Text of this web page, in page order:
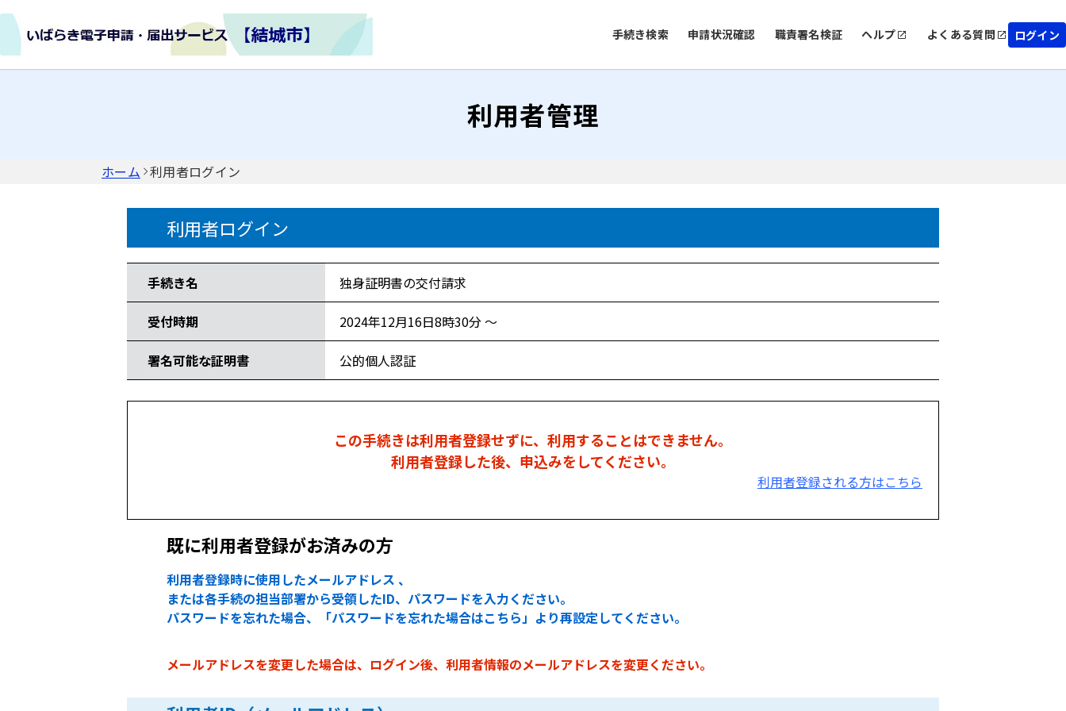
手続き検索 申請状況確認 職責署名検証 ヘルプ よくある質問 ログイン
利用者管理
ホーム 利用者ログイン
利用者ログイン
手続き名 独身証明書の交付請求
受付時期 2024年12月16日8時30分 ～
署名可能な証明書 公的個人認証
この手続きは利用者登録せずに、利用することはできません。
利用者登録した後、申込みをしてください。
利用者登録される方はこちら
既に利用者登録がお済みの方
利用者登録時に使用したメールアドレス 、
または各手続の担当部署から受領したID、パスワードを入力ください。
パスワードを忘れた場合、「パスワードを忘れた場合はこちら」より再設定してください。
メールアドレスを変更した場合は、ログイン後、利用者情報のメールアドレスを変更ください。